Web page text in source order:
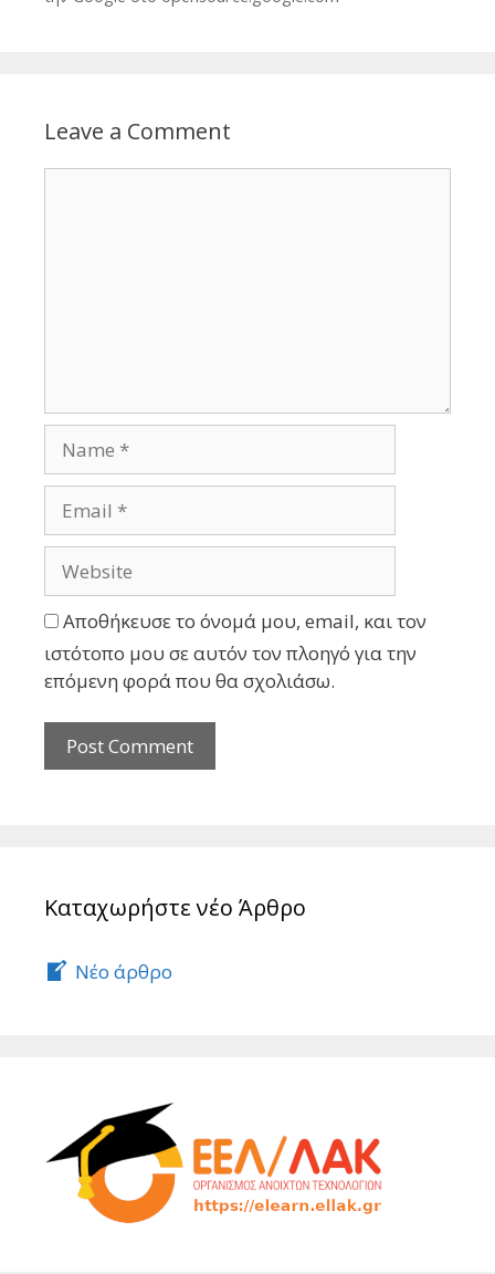
Leave a Comment
Αποθήκευσε το όνομά μου, email, και τον
ιστότοπο μου σε αυτόν τον πλοηγό για την
επόμενη φορά που θα σχολιάσω.
Καταχωρήστε νέο Άρθρο
Νέο άρθρο